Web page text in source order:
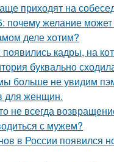
приходят на
почему желание может
деле хотим?
кадры, на
буквально
больше не увидим
для женщин.
не всегда
с мужем?
в России появился